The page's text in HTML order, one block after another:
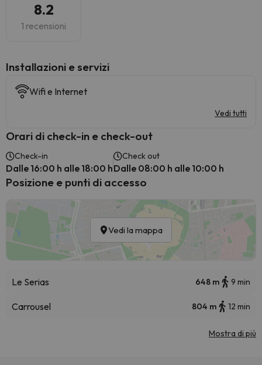
8.2
1 recensioni
Installazioni e servizi
Wifi e Internet
Vedi tutti
Orari di check-in e check-out
Check-in
Dalle 16:00 h alle 18:00 h
Check out
Dalle 08:00 h alle 10:00 h
Posizione e punti di accesso
Vedi la mappa
Le Serias 648 m 9 min
Carrousel 804 m 12 min
Mostra di più